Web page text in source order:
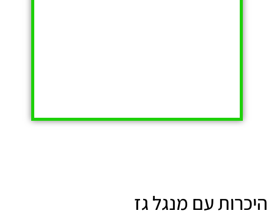
היכרות עם מנגל גז